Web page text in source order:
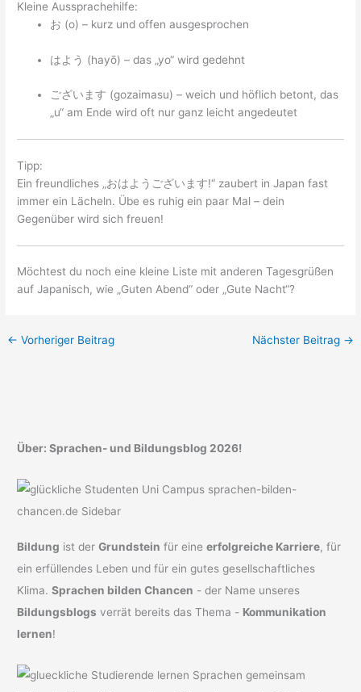
Kleine Aussprachehilfe:
お (o) – kurz und offen ausgesprochen
はよう (hayō) – das „yo“ wird gedehnt
ございます (gozaimasu) – weich und höflich betont, das
„u“ am Ende wird oft nur ganz leicht angedeutet
Tipp:
Ein freundliches „おはようございます!“ zaubert in Japan fast
immer ein Lächeln. Übe es ruhig ein paar Mal – dein
Gegenüber wird sich freuen!
Möchtest du noch eine kleine Liste mit anderen Tagesgrüßen
auf Japanisch, wie „Guten Abend“ oder „Gute Nacht“?
← Vorheriger Beitrag Nächster Beitrag →
Über: Sprachen- und Bildungsblog 2026!
Bildung ist derGrundstein für eineerfolgreiche Karriere, für
ein erfüllendes Leben und für ein gutes gesellschaftliches
Klima.Sprachen bilden Chancen - der Name unseres
Bildungsblogs verrät bereits das Thema - Kommunikation
lernen!